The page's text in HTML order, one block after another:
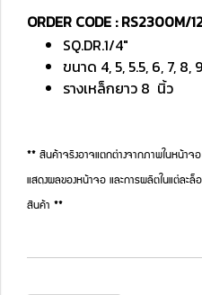
ORDER CODE : RS2300M/
SQ.DR.1/4"
ขนาด 4, 5, 5.5, 6, 7, 8,
รางเหล็กยาว 8 นิ้ว
** สินค้าจริงอาจแตกต่างจากภาพในหน้าจ
แสดงผลของหน้าจอ และการผลิตในแต่ละ
สินค้า **